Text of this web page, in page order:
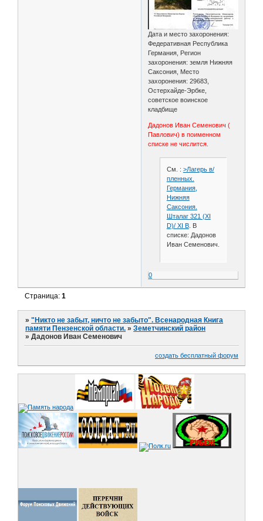
Дата и место захоронения:
Федеративная Республика
Германия, Регион
захоронения: земля Нижняя
Саксония, Место
захоронения: 29683,
Остерхайде-Эрбке,
советское воинское
кладбище
Дадонов Иван Семенович (
Павлович) в поименном
списке не числится.
См. : >Лагерь в/
пленных.
Германия,
Нижняя
Саксония.
Шталаг 321 (XI
D)/ XI В. В
списке: Дадонов
Иван Семенович.
0
Страница:1
»"Никто не забыт, ничто не забыто". Всенародная Книга
памяти Пензенской области. »Земетчинский район
»Дадонов Иван Семенович
создать бесплатный форум